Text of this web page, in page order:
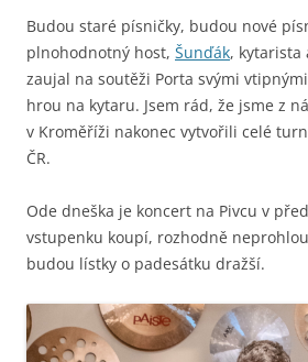
Budou staré písničky, budou nové
plnohodnotný host, Šunďák, kytarista
zaujal na soutěži Porta svými
hrou na kytaru. Jsem rád, že jsme z
v Kroměříži nakonec vytvořili celé
ČR.
Ode dneška je koncert na Pivcu v
vstupenku koupí, rozhodně
budou lístky o padesátku dražší.